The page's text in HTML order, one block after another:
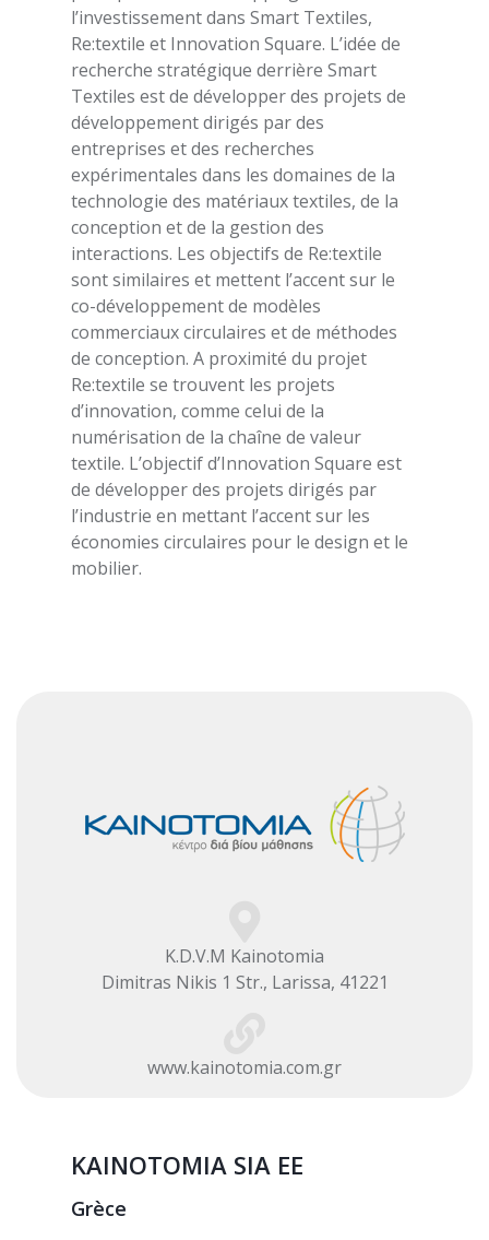
l’investissement dans Smart Textiles,
Re:textile et Innovation Square. L’idée de
recherche stratégique derrière Smart
Textiles est de développer des projets de
développement dirigés par des
entreprises et des recherches
expérimentales dans les domaines de la
technologie des matériaux textiles, de la
conception et de la gestion des
interactions. Les objectifs de Re:textile
sont similaires et mettent l’accent sur le
co-développement de modèles
commerciaux circulaires et de méthodes
de conception. A proximité du projet
Re:textile se trouvent les projets
d’innovation, comme celui de la
numérisation de la chaîne de valeur
textile. L’objectif d’Innovation Square est
de développer des projets dirigés par
l’industrie en mettant l’accent sur les
économies circulaires pour le design et le
mobilier.
K.D.V.M Kainotomia
Dimitras Nikis 1 Str., Larissa, 41221
www.kainotomia.com.gr
KAINOTOMIA SIA EE
Grèce